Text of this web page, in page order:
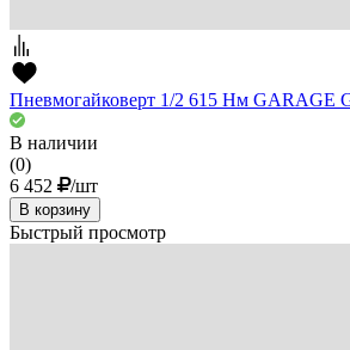
Пневмогайковерт 1/2 615 Нм GARAGE
В наличии
(0)
6 452
/шт
В корзину
Быстрый просмотр